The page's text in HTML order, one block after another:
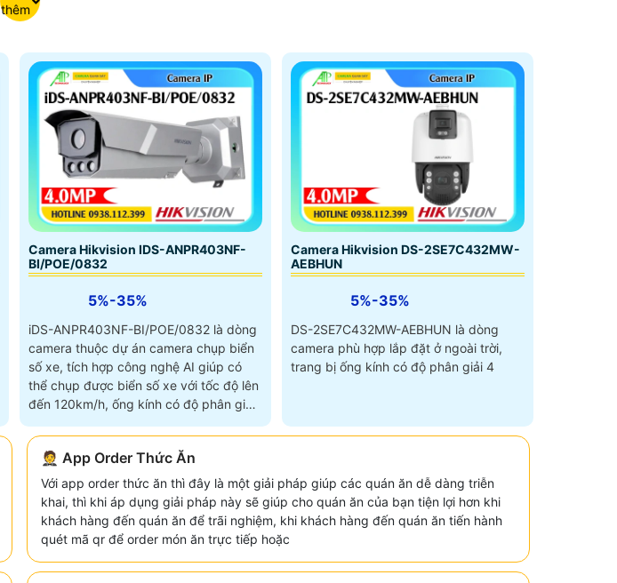
thêm
Camera Hikvision IDS-ANPR403NF-
BI/POE/0832
5%-35%
iDS-ANPR403NF-BI/POE/0832 là dòng
camera thuộc dự án camera chụp biển
số xe, tích hợp công nghệ AI giúp có
thể chụp được biển số xe với tốc độ lên
đến 120km/h, ống kính có độ phân giải
Camera Hikvision DS-2SE7C432MW-
AEBHUN
5%-35%
DS-2SE7C432MW-AEBHUN là dòng
camera phù hợp lắp đặt ở ngoài trời,
trang bị ống kính có độ phân giải 4
🤵 App Order Thức Ăn
Với app order thức ăn thì đây là một giải pháp giúp các quán ăn dễ dàng triễn
khai, thì khi áp dụng giải pháp này sẽ giúp cho quán ăn của bạn tiện lợi hơn khi
khách hàng đến quán ăn để trãi nghiệm, khi khách hàng đến quán ăn tiến hành
quét mã qr để order món ăn trực tiếp hoặc